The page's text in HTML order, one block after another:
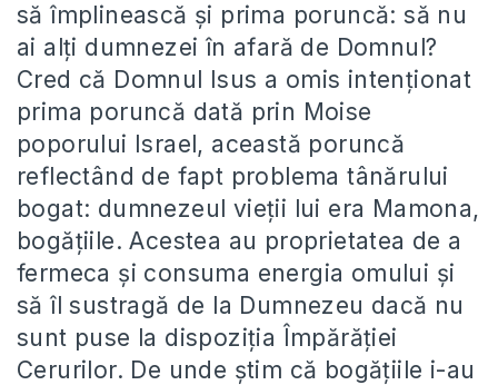
să împlinească și prima poruncă: să nu
ai alți dumnezei în afară de Domnul?
Cred că Domnul Isus a omis intenționat
prima poruncă dată prin Moise
poporului Israel, această poruncă
reflectând de fapt problema tânărului
bogat: dumnezeul vieții lui era Mamona,
bogățiile. Acestea au proprietatea de a
fermeca și consuma energia omului și
să îl sustragă de la Dumnezeu dacă nu
sunt puse la dispoziția Împărăției
Cerurilor. De unde știm că bogățiile i-au